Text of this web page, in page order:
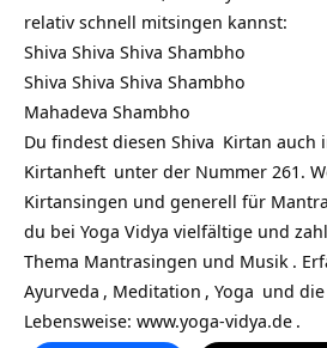
relativ schnell mitsingen kannst:
Shiva Shiva Shiva Shambho
Shiva Shiva Shiva Shambho
Mahadeva Shambho
Du findest diesen Shiva Kirtan auch
Kirtanheft unter der Nummer 261.
Kirtansingen und generell für
du bei Yoga Vidya vielfältige und
Thema Mantrasingen und Musik .
Ayurveda , Meditation , Yoga und
Lebensweise: www.yoga-vidya.de .